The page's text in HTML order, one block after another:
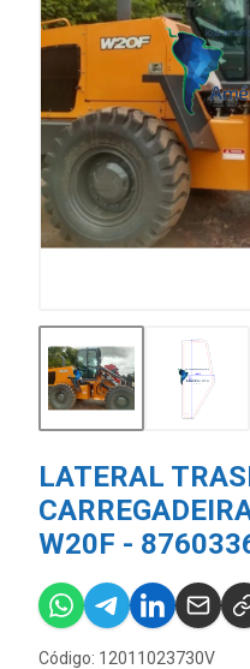
LATERAL
W20F -
Código: 12011023730V